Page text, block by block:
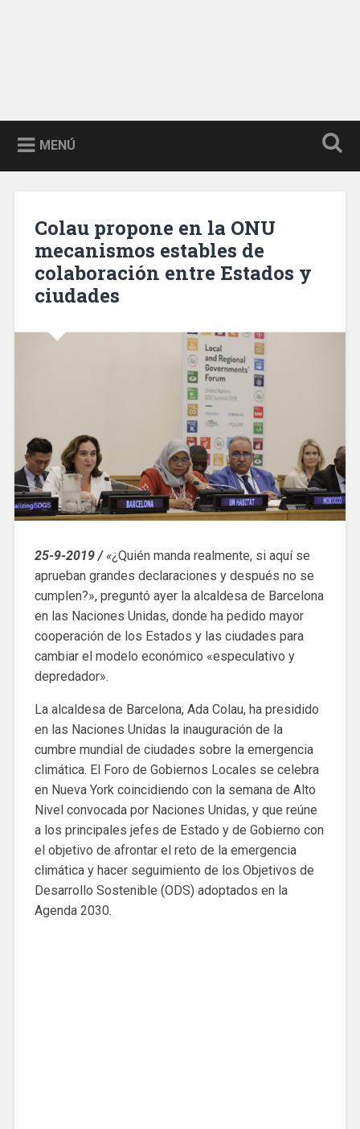
MENÚ
Colau propone en la ONU
mecanismos estables de
colaboración entre Estados y
ciudades
25-9-2019 /«¿Quién manda realmente, si aquí se
aprueban grandes declaraciones y después no se
cumplen?», preguntó ayer la alcaldesa de Barcelona
en las Naciones Unidas, donde ha pedido mayor
cooperación de los Estados y las ciudades para
cambiar el modelo económico «especulativo y
depredador».
La alcaldesa de Barcelona, ​​Ada Colau, ha presidido
en las Naciones Unidas la inauguración de la
cumbre mundial de ciudades sobre la emergencia
climática. El Foro de Gobiernos Locales se celebra
en Nueva York coincidiendo con la semana de Alto
Nivel convocada por Naciones Unidas, y que reúne
a los principales jefes de Estado y de Gobierno con
el objetivo de afrontar el reto de la emergencia
climática y hacer seguimiento de los Objetivos de
Desarrollo Sostenible (ODS) adoptados en la
Agenda 2030.